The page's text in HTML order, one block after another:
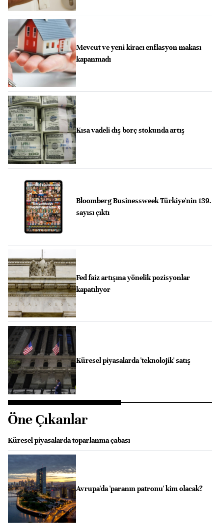
Mevcut ve yeni kiracı enflasyon makası
kapanmadı
Kısa vadeli dış borç stokunda artış
Bloomberg Businessweek Türkiye'nin 139.
sayısı çıktı
Fed faiz artışına yönelik pozisyonlar
kapatılıyor
Küresel piyasalarda 'teknolojik' satış
Öne Çıkanlar
Küresel piyasalarda toparlanma çabası
Avrupa'da 'paranın patronu' kim olacak?